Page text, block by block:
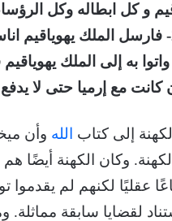
يهوياقيم و كل ابطاله
سمع اوريا خاف وهرب و أتى إلى مصر. 22-
من مصر واتوا به إلى الملك
كانت مع إرميا حتى لا
إلى كتاب الله وأن
وكان الكهنة أيضًا
عقليًا لكنهم لم
سابقة مماثلة.